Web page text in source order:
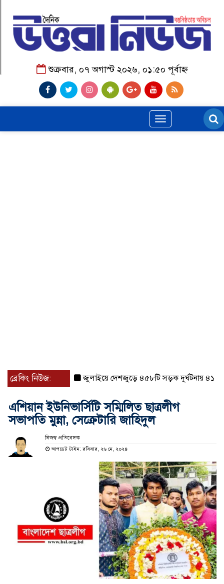
শুক্রবার, ০৭ অগাস্ট ২০২৬, ০১:৫০ পূর্বাহ্ন
Toggle
navigation
ব্রেকিং নিউজ: জুলাইয়ে দেশজুড়ে ৪৫৮টি সড়ক দুর্ঘটনায় ৪১৬ জন
এশিয়ান ইউনিভার্সিটি সম্মিলিত ছাত্রলীগ
সভাপতি মুন্না, সেক্রেটারি জাহিদুল
নিজস্ব প্রতিবেদক
আপডেট টাইম: রবিবার, ২৬ মে, ২০২৪